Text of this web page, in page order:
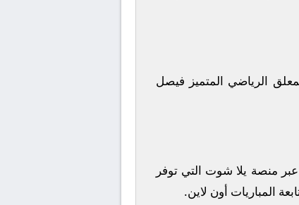
الرياضي المتميز فيصل
عبر منصة يلا شوت التي توفر
المباريات أون لاين.